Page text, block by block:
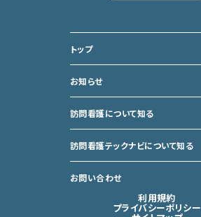
トップ
お知らせ
訪問看護について知る
訪問看護テックナビについて知る
お問い合わせ
利用規約
プライバシーポリシー